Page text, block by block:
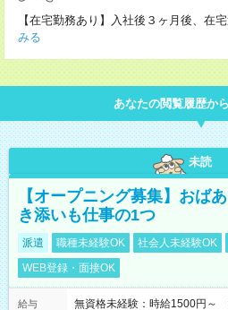
【在宅勤務あり】入社後３ヶ月後、在
みる
あなたの閲覧履歴か
未読
【オープニング募集】おば
き添いも仕事の1つ
派遣 職種未経験OK 社会人未経験OK
WEB登録・面接OK
給与
無資格未経験：時給1500円